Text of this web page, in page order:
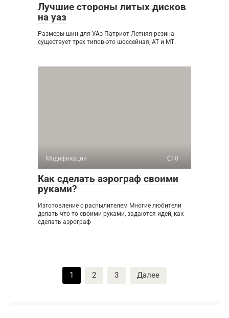
Лучшие стороны литых дисков
на уаз
Размеры шин для УАз Патриот Летняя резина
существует трех типов-это шоссейная, АТ и МТ.
Модификации 0
Как сделать аэрограф своими
руками?
Изготовление с распылителем Многие любители
делать что-то своими руками, задаются идей, как
сделать аэрограф
1 2 3 Далее